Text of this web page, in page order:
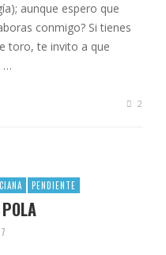
aunque espero que
conmigo? Si tienes
toro, te invito a que
…
2
PENDIENTE